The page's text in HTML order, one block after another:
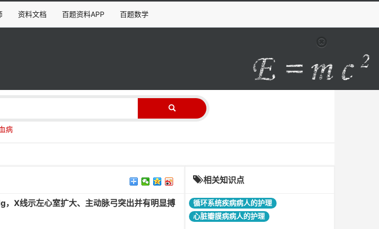
资料文档 百题资料APP 百题数学
病
X线示左心室扩大、主动脉弓突出并有明显搏
相关知识点
循环系统疾病病人的护理
心脏瓣膜病病人的护理